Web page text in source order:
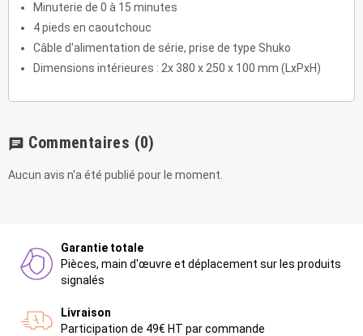
Minuterie de 0 à 15 minutes
4 pieds en caoutchouc
Câble d'alimentation de série, prise de type Shuko
Dimensions intérieures : 2x 380 x 250 x 100 mm (LxPxH)
chat Commentaires (0)
Aucun avis n'a été publié pour le moment.
Garantie totale
Pièces, main d'œuvre et déplacement sur les produits
signalés
Livraison
Participation de 49€ HT par commande